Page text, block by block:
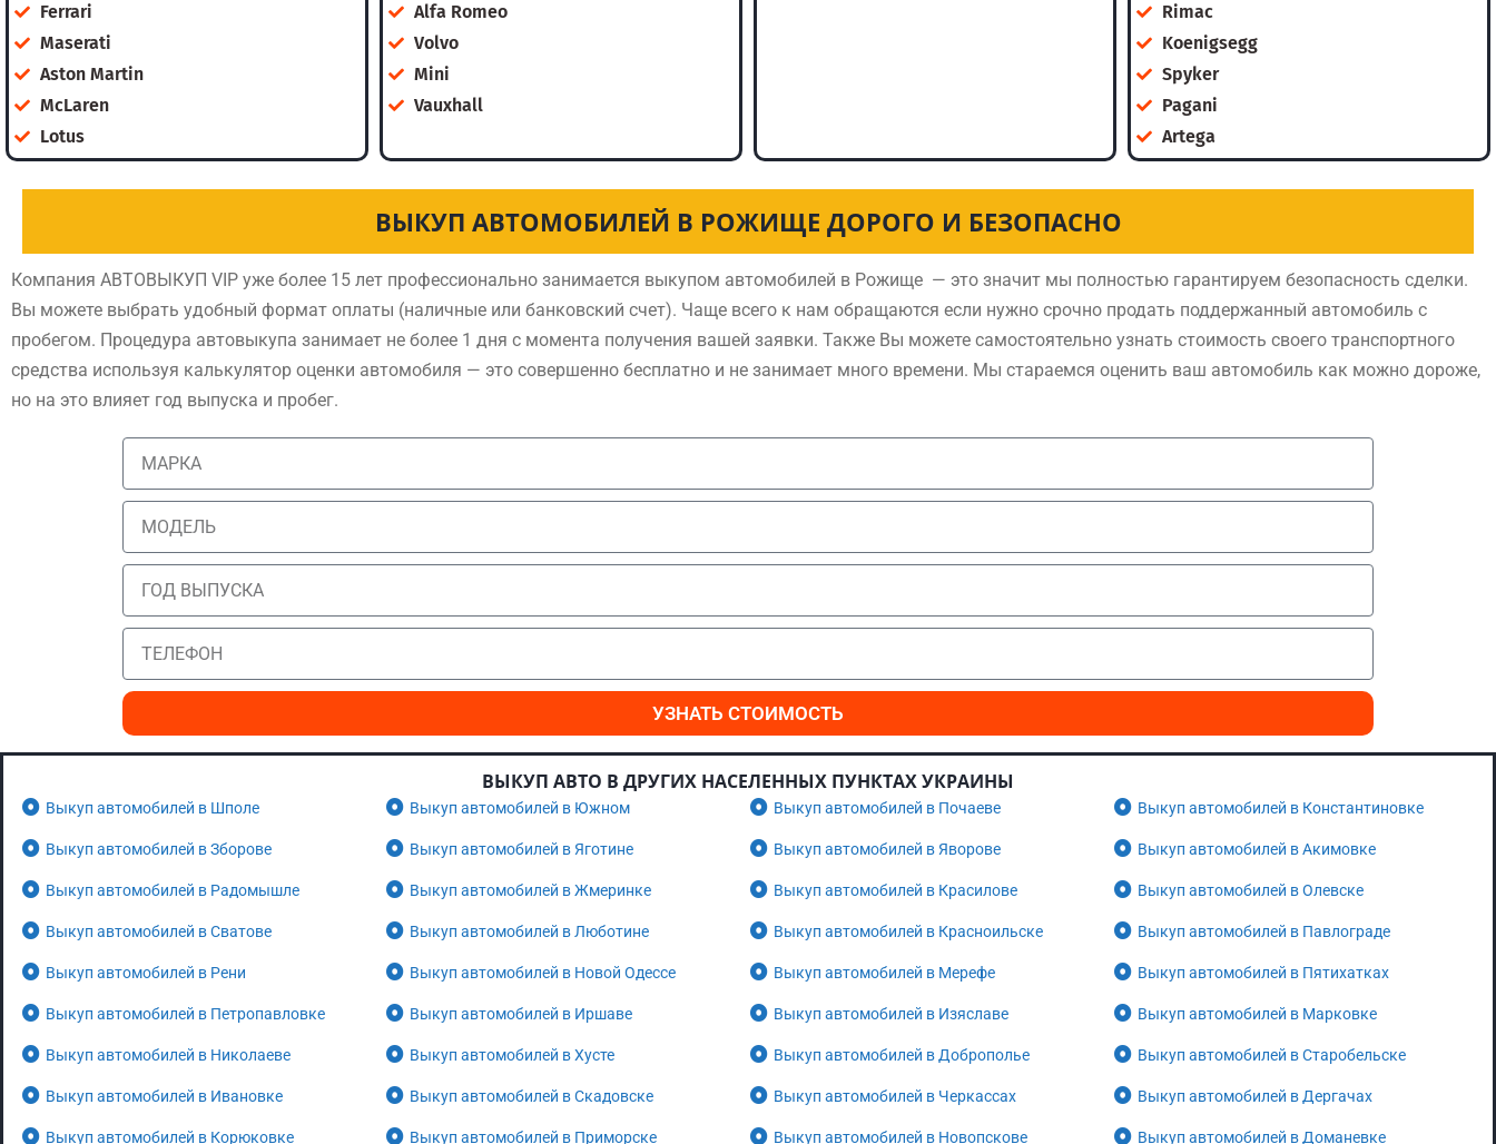
Ferrari
Maserati
Aston Martin
McLaren
Lotus
Alfa Romeo
Volvo
Mini
Vauxhall
Rimac
Koenigsegg
Spyker
Pagani
Artega
ВЫКУП АВТОМОБИЛЕЙ В РОЖИЩЕ ДОРОГО И БЕЗОПАСНО
Компания АВТОВЫКУП VIP уже более 15 лет профессионально занимается выкупом автомобилей в Рожище — это значит мы полностью гарантируем безопасность сделки.
Вы можете выбрать удобный формат оплаты (наличные или банковский счет). Чаще всего к нам обращаются если нужно срочно продать поддержанный автомобиль с
пробегом. Процедура автовыкупа занимает не более 1 дня с момента получения вашей заявки. Также Вы можете самостоятельно узнать стоимость своего транспортного
средства используя калькулятор оценки автомобиля — это совершенно бесплатно и не занимает много времени. Мы стараемся оценить ваш автомобиль как можно дороже,
но на это влияет год выпуска и пробег.
УЗНАТЬ СТОИМОСТЬ
ВЫКУП АВТО В ДРУГИХ НАСЕЛЕННЫХ ПУНКТАХ УКРАИНЫ
Выкуп автомобилей в Шполе Выкуп автомобилей в Южном Выкуп автомобилей в Почаеве Выкуп автомобилей в Константиновке
Выкуп автомобилей в Зборове Выкуп автомобилей в Яготине Выкуп автомобилей в Яворове Выкуп автомобилей в Акимовке
Выкуп автомобилей в Радомышле Выкуп автомобилей в Жмеринке Выкуп автомобилей в Красилове Выкуп автомобилей в Олевске
Выкуп автомобилей в Сватове Выкуп автомобилей в Люботине Выкуп автомобилей в Красноильске Выкуп автомобилей в Павлограде
Выкуп автомобилей в Рени Выкуп автомобилей в Новой Одессе Выкуп автомобилей в Мерефе Выкуп автомобилей в Пятихатках
Выкуп автомобилей в Петропавловке Выкуп автомобилей в Иршаве Выкуп автомобилей в Изяславе Выкуп автомобилей в Марковке
Выкуп автомобилей в Николаеве Выкуп автомобилей в Хусте Выкуп автомобилей в Доброполье Выкуп автомобилей в Старобельске
Выкуп автомобилей в Ивановке Выкуп автомобилей в Скадовске Выкуп автомобилей в Черкассах Выкуп автомобилей в Дергачах
Выкуп автомобилей в Корюковке Выкуп автомобилей в Приморске Выкуп автомобилей в Новопскове Выкуп автомобилей в Доманевке